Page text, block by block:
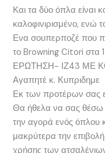
Και τα δύο όπλα είναι
καλοφινιρισμένο, ενώ
Ενα σουπερποζέ που
το Browning Citori στα
ΕΡΩΤΗΣΗ- ΙΖ43 ΜΕ
Αγαπητέ κ. Κυπριδημε
Εκ των προτέρων σας
Θα ήθελα να σας θέσω
την αγορά ενός όπλου
μακρύτερα την
χρήσης των